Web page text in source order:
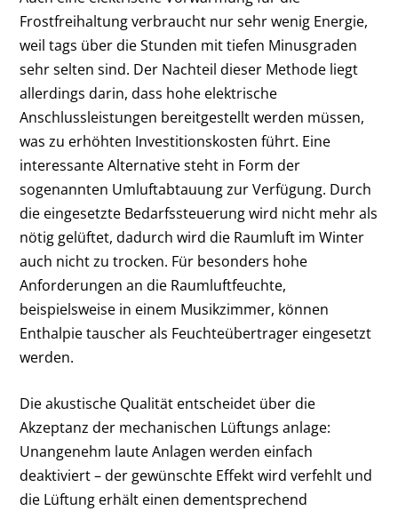
Frostfreihaltung verbraucht nur sehr wenig Energie,
weil tags­ über die Stunden mit tiefen Minusgraden
sehr selten sind. Der Nachteil dieser Methode liegt
allerdings darin, dass hohe elektrische
Anschlussleistungen bereitgestellt werden müssen,
was zu erhöhten Investitionskosten führt. Eine
interessante Alternative steht in Form der
sogenannten Umluftabtauung zur Verfügung. Durch
die eingesetzte Bedarfssteuerung wird nicht mehr als
nötig gelüftet, dadurch wird die Raumluft im Winter
auch nicht zu trocken. Für besonders hohe
Anforderungen an die Raumluftfeuchte,
beispielsweise in einem Musikzimmer, können
Enthalpie­ tauscher als Feuchteübertrager eingesetzt
werden.
Die akustische Qualität entscheidet über die
Akzeptanz der mechanischen Lüftungs­ anlage:
Unangenehm laute Anlagen werden einfach
deaktiviert – der gewünschte Effekt wird verfehlt und
die Lüftung erhält einen dementsprechend